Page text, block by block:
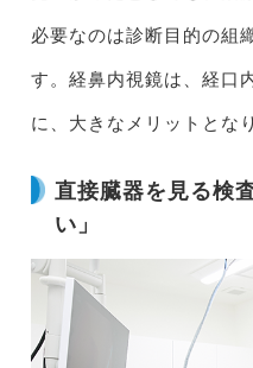
必要なのは診断目的の組
す。経鼻内視鏡は、経口
に、大きなメリットとな
直接臓器を見る検
い」